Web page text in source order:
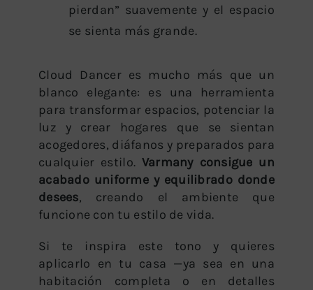
pierdan” suavemente y el espacio
se sienta más grande.
Cloud Dancer es mucho más que un
blanco elegante: es una herramienta
para transformar espacios, potenciar la
luz y crear hogares que se sientan
acogedores, diáfanos y preparados para
cualquier estilo. Varmany consigue un
acabado uniforme y equilibrado donde
desees, creando el ambiente que
funcione con tu estilo de vida.
Si te inspira este tono y quieres
aplicarlo en tu casa —ya sea en una
habitación completa o en detalles